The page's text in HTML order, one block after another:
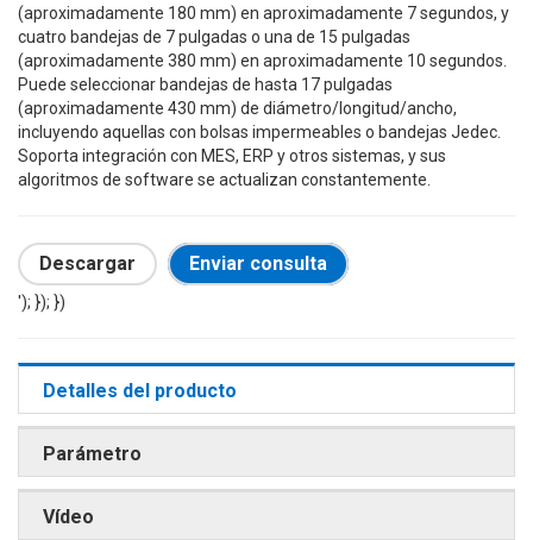
(aproximadamente 180 mm) en aproximadamente 7 segundos, y
cuatro bandejas de 7 pulgadas o una de 15 pulgadas
(aproximadamente 380 mm) en aproximadamente 10 segundos.
Puede seleccionar bandejas de hasta 17 pulgadas
(aproximadamente 430 mm) de diámetro/longitud/ancho,
incluyendo aquellas con bolsas impermeables o bandejas Jedec.
Soporta integración con MES, ERP y otros sistemas, y sus
algoritmos de software se actualizan constantemente.
Descargar Enviar consulta
'); }); })
Detalles del producto
Parámetro
Vídeo